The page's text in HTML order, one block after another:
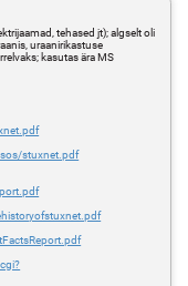
tehased jt); algselt oli
uraanirikastuse
kasutas ära MS
stuxnet.pdf